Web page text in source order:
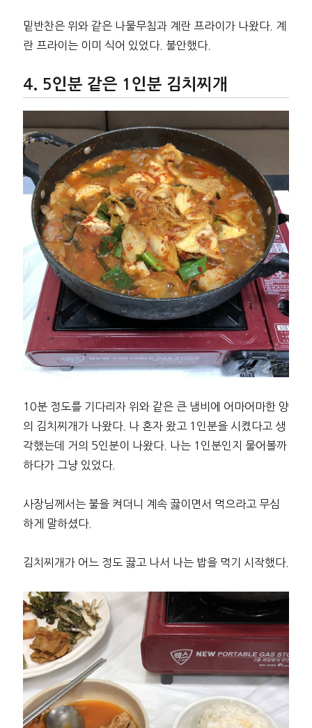
밑반찬은 위와 같은 나물무침과 계란 프라이가 나왔다. 계
란 프라이는 이미 식어 있었다. 불안했다.
5인분 같은 1인분 김치찌개
10분 정도를 기다리자 위와 같은 큰 냄비에 어마어마한 양
의 김치찌개가 나왔다. 나 혼자 왔고 1인분을 시켰다고 생
각했는데 거의 5인분이 나왔다. 나는 1인분인지 물어볼까
하다가 그냥 있었다.
사장님께서는 불을 켜더니 계속 끓이면서 먹으라고 무심
하게 말하셨다.
김치찌개가 어느 정도 끓고 나서 나는 밥을 먹기 시작했다.